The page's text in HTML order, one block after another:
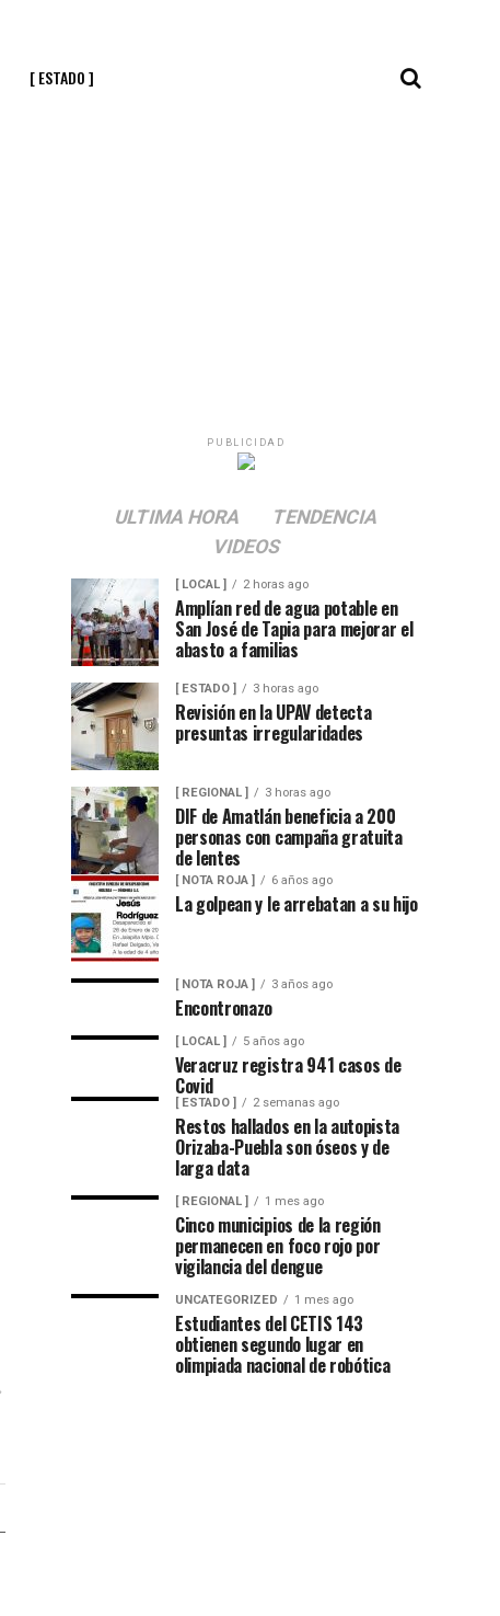
[ ESTADO ]
PUBLICIDAD
ULTIMA HORA
TENDENCIA
VIDEOS
[ LOCAL ] 2 horas ago
Amplían red de agua potable en
San José de Tapia para mejorar el
abasto a familias
[ ESTADO ] 3 horas ago
Revisión en la UPAV detecta
presuntas irregularidades
[ REGIONAL ] 3 horas ago
DIF de Amatlán beneficia a 200
personas con campaña gratuita
de lentes
[ NOTA ROJA ] 6 años ago
La golpean y le arrebatan a su hijo
[ NOTA ROJA ] 3 años ago
Encontronazo
[ LOCAL ] 5 años ago
Veracruz registra 941 casos de
Covid
[ ESTADO ] 2 semanas ago
Restos hallados en la autopista
Orizaba-Puebla son óseos y de
larga data
[ REGIONAL ] 1 mes ago
Cinco municipios de la región
permanecen en foco rojo por
vigilancia del dengue
UNCATEGORIZED 1 mes ago
Estudiantes del CETIS 143
obtienen segundo lugar en
olimpiada nacional de robótica